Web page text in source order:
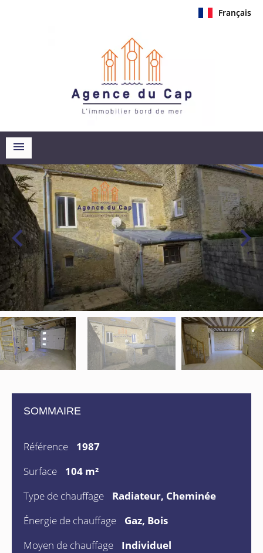
Français
SOMMAIRE
Référence
1987
Surface
104 m²
Type de chauffage
Radiateur, Cheminée
Énergie de chauffage
Gaz, Bois
Moyen de chauffage
Individuel